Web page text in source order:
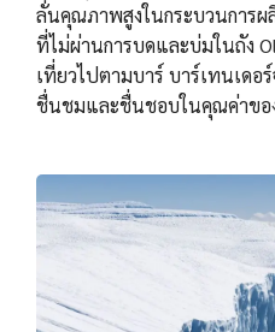
ลั่นคุณภาพสูงในกระบวนการผ
ที่ไม่ผ่านการบดและบ่มในถัง
เที่ยวไปตามบาร์ บาร์เทนเดอ
ชื่นชมและชื่นชอบในคุณค่าของ